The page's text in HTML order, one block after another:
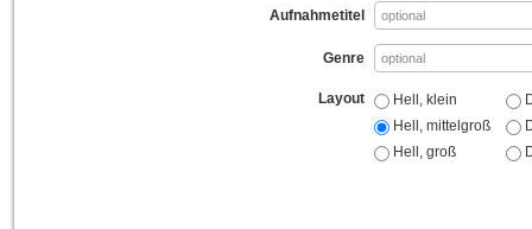
Aufnahmetitel
Genre
Layout
Hell, klein
Hell, mittelgroß
Hell, groß